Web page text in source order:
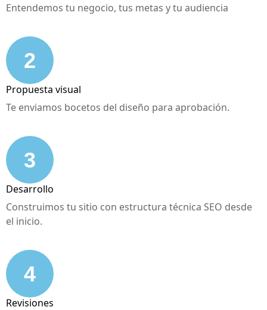
Entendemos tu negocio, tus metas y tu audiencia
2
Propuesta visual
Te enviamos bocetos del diseño para aprobación.
3
Desarrollo
Construimos tu sitio con estructura técnica SEO desde
el inicio.
4
Revisiones